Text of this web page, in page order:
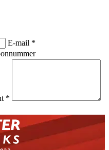
E-mail *
*